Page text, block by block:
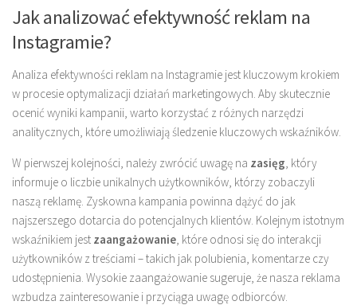
Jak analizować efektywność reklam na
Instagramie?
Analiza efektywności reklam na Instagramie jest kluczowym krokiem
w procesie optymalizacji działań marketingowych. Aby skutecznie
ocenić wyniki kampanii, warto korzystać z różnych narzędzi
analitycznych, które umożliwiają śledzenie kluczowych wskaźników.
W pierwszej kolejności, należy zwrócić uwagę na zasięg , który
informuje o liczbie unikalnych użytkowników, którzy zobaczyli
naszą reklamę. Zyskowna kampania powinna dążyć do jak
najszerszego dotarcia do potencjalnych klientów. Kolejnym istotnym
wskaźnikiem jest zaangażowanie , które odnosi się do interakcji
użytkowników z treściami – takich jak polubienia, komentarze czy
udostępnienia. Wysokie zaangażowanie sugeruje, że nasza reklama
wzbudza zainteresowanie i przyciąga uwagę odbiorców.